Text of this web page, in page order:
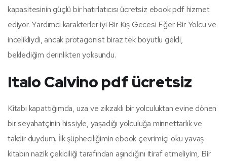
kapasitesinin güçlü bir hatırlatıcısı ücretsiz ebook pdf hizmet
ediyor. Yardımcı karakterler iyi Bir Kış Gecesi Eğer Bir Yolcu ve
incelikliydi, ancak protagonist biraz tek boyutlu geldi,
beklediğim derinlikten yoksundu.
Italo Calvino pdf ücretsiz
Kitabı kapattığımda, uza ve zikzaklı bir yolculuktan evine dönen
bir seyahatçinin hissiyle, yaşadığı yolculuğa minnettarlık ve
takdir duydum. İlk şüpheciliğimin ebook çevrimiçi oku yavaş
kitabın nazik çekiciliği tarafından aşındığını itiraf etmeliyim, Bir